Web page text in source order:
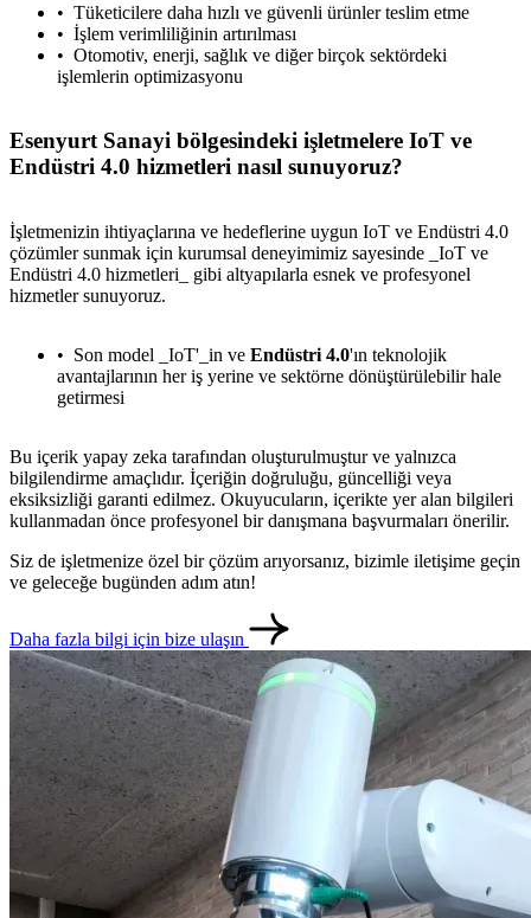
İletişim
Tüketicilere daha hızlı ve güvenli ürünler teslim etme
İşlem verimliliğinin artırılması
Otomotiv, enerji, sağlık ve diğer birçok sektördeki
işlemlerin optimizasyonu
Esenyurt Sanayi bölgesindeki işletmelere IoT ve
Endüstri 4.0 hizmetleri nasıl sunuyoruz?
İşletmenizin ihtiyaçlarına ve hedeflerine uygun IoT ve Endüstri 4.0
çözümler sunmak için kurumsal deneyimimiz sayesinde _IoT ve
Endüstri 4.0 hizmetleri_ gibi altyapılarla esnek ve profesyonel
hizmetler sunuyoruz.
Son model _IoT'_in ve Endüstri 4.0'ın teknolojik
avantajlarının her iş yerine ve sektörne dönüştürülebilir hale
getirmesi
Bu içerik yapay zeka tarafından oluşturulmuştur ve yalnızca
bilgilendirme amaçlıdır. İçeriğin doğruluğu, güncelliği veya
eksiksizliği garanti edilmez. Okuyucuların, içerikte yer alan bilgileri
kullanmadan önce profesyonel bir danışmana başvurmaları önerilir.
Siz de işletmenize özel bir çözüm arıyorsanız, bizimle iletişime geçin
ve geleceğe bugünden adım atın!
Daha fazla bilgi için bize ulaşın